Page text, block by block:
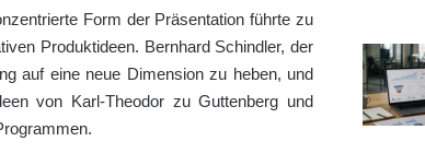
Form der Präsentation führte zu
Produktideen. Bernhard Schindler, der
auf eine neue Dimension zu heben, und
von Karl-Theodor zu Guttenberg und